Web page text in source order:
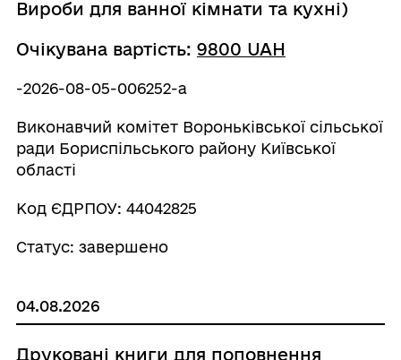
Вироби для ванної кімнати та кухні)
Очікувана вартість: 9800 UAH
-2026-08-05-006252-a
Виконавчий комітет Вороньківської сільської
ради Бориспільського району Київської
області
Код ЄДРПОУ: 44042825
Статус: завершено
04.08.2026
Друковані книги для поповнення